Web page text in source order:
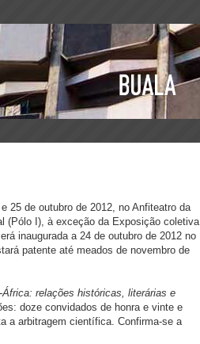
25 de outubro de 2012, no Anfiteatro da
(Pólo I), à exceção da Exposição coletiva
inaugurada a 24 de outubro de 2012 no
patente até meados de novembro de
relações históricas, literárias e
doze convidados de honra e vinte e
a arbitragem científica. Confirma-se a